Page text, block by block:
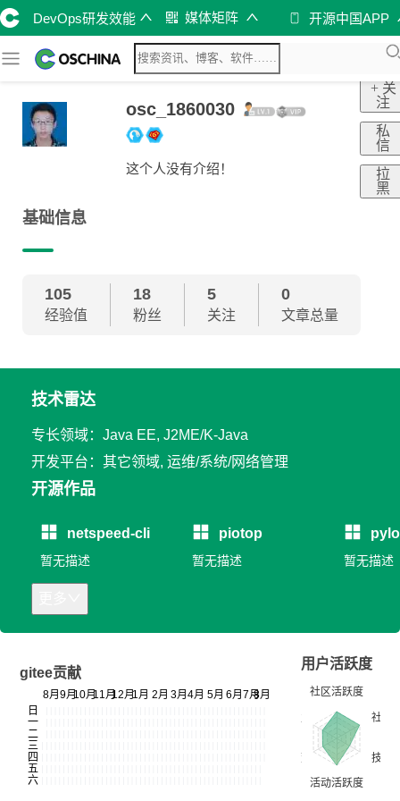
DevOps研发效能 媒体矩阵 开源中国APP
osc_1860030
这个人没有介绍！
+ 关
注
私
信
拉
黑
基础信息
105
经验值
18
粉丝
5
关注
0
文章总量
技术雷达
专长领域：Java EE, J2ME/K-Java
开发平台：其它领域, 运维/系统/网络管理
开源作品
netspeed-cli
暂无描述
piotop
暂无描述 暂无描述
gitee贡献
用户活跃度